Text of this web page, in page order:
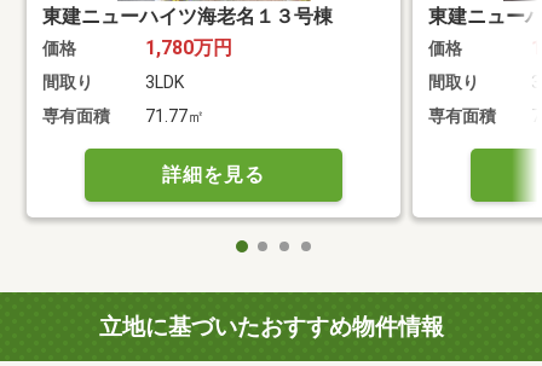
東建ニューハイツ海老名１３号棟
価格 1,780万円
間取り
3LDK
専有面積
71.77㎡
詳細を見る
東建ニュー
価格
間取り
専有面積
立地に基づいたおすすめ物件情報